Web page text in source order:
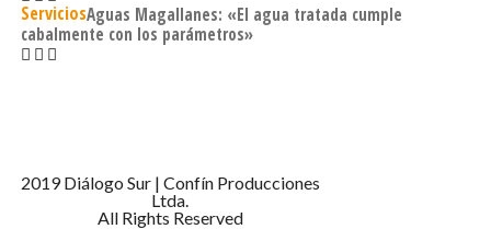
ServiciosAguas Magallanes: «El agua tratada cumple
cabalmente con los parámetros»
2019 Diálogo Sur | Confín Producciones
Ltda.
All Rights Reserved